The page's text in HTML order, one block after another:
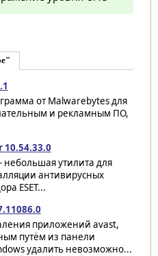
от Malwarebytes для
и рекламным ПО,
10.54.33.0
небольшая утилита для
антивирусных
ESET...
приложений avast,
путём из панели
удалить невозможно...